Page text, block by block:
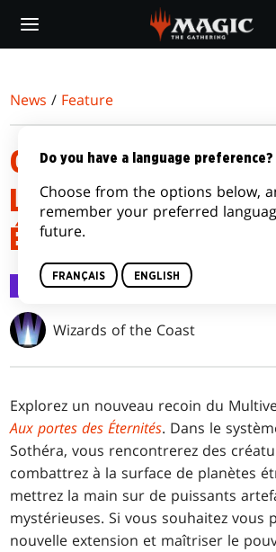
main
News / Feature
OÙ ET COMMENT
L’EXTENSION AUX
ÉTERNITÉS ?
Feature 9 juil. 2025
Wizards of the Coast
Explorez un nouveau recoin du
Aux portes des Éternités. Dans le
Sothéra, vous rencontrerez des
combattrez à la surface de planètes
mettrez la main sur de puissants
mystérieuses. Si vous souhaitez vous
nouvelle extension et maîtriser le
Do you have a language preference?
Choose from the options below,
remember your preferred
future.
FRANÇAIS ENGLISH